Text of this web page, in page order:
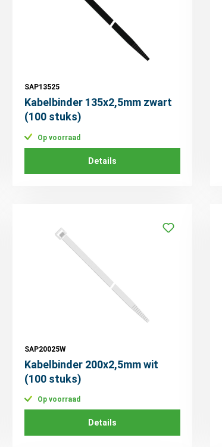
SAP13525
Kabelbinder 135x2,5mm zwart
(100 stuks)
Op voorraad
Details
SAP20025W
Kabelbinder 200x2,5mm wit
(100 stuks)
Op voorraad
Details